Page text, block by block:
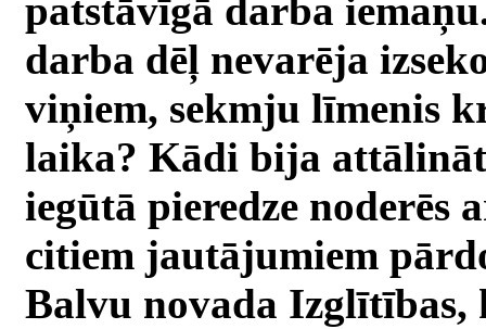
patstāvīgā darba
darba dēļ nevarēja
viņiem, sekmju līmenis
laika? Kādi bija
iegūtā pieredze noderēs
citiem jautājumiem
Balvu novada